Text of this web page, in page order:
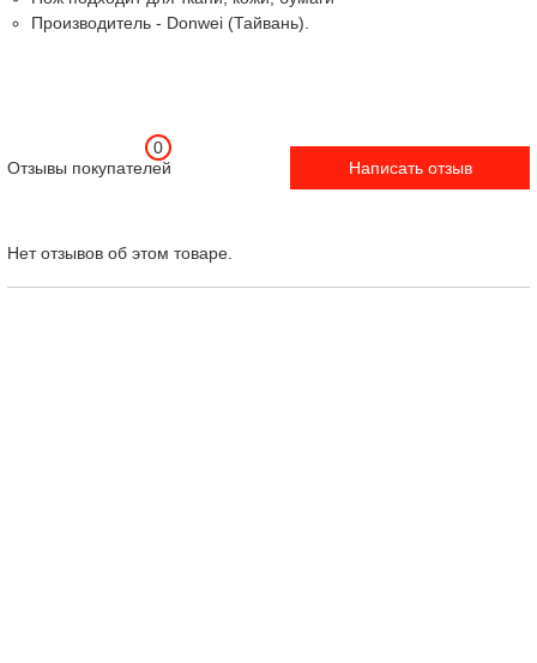
Производитель - Donwei (Тайвань).
Отзывы покупателей
0
Написать отзыв
Нет отзывов об этом товаре.